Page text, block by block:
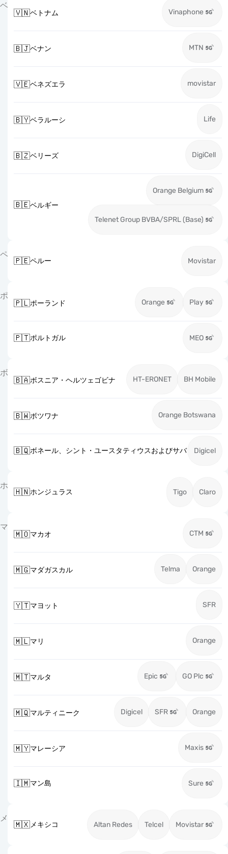
ベ
🇻🇳ベトナム Vinaphone
🇧🇯ベナン MTN
🇻🇪ベネズエラ movistar
🇧🇾ベラルーシ Life
🇧🇿ベリーズ DigiCell
🇧🇪ベルギー
Orange Belgium
Telenet Group BVBA/SPRL (Base)
ペ
🇵🇪ペルー Movistar
ポ
🇵🇱ポーランド Orange Play
🇵🇹ポルトガル MEO
ボ
🇧🇦ボスニア・ヘルツェゴビナ HT-ERONET BH Mobile
🇧🇼ボツワナ Orange Botswana
🇧🇶ボネール、シント・ユースタティウスおよびサバ Digicel
ホ
🇭🇳ホンジュラス Tigo Claro
マ
🇲🇴マカオ CTM
🇲🇬マダガスカル Telma Orange
🇾🇹マヨット SFR
🇲🇱マリ Orange
🇲🇹マルタ Epic GO Plc
🇲🇶マルティニーク Digicel SFR Orange
🇲🇾マレーシア Maxis
🇮🇲マン島 Sure
メ
🇲🇽メキシコ Altan Redes Telcel Movistar